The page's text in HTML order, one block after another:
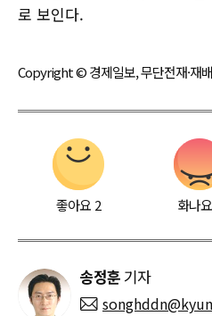
로 보인다.
Copyright © 경제일보, 무단전재·재
좋아요 2 화나요
송정훈 기자